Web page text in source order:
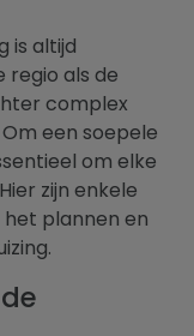
is altijd
regio als de
complex
een soepele
om elke
zijn enkele
plannen en